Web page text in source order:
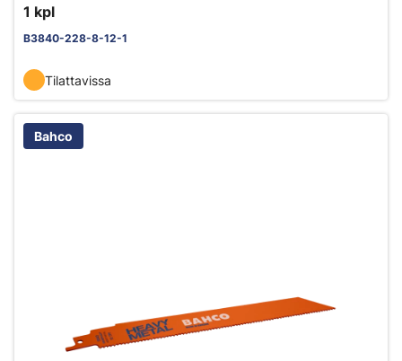
1 kpl
B3840-228-8-12-1
Tilattavissa
Bahco